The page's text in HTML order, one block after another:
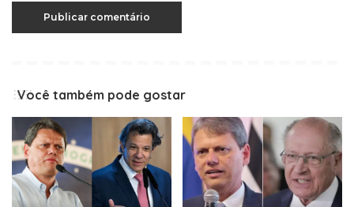
Você também pode gostar